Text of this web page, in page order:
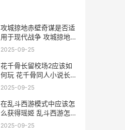
攻城掠地赤壁奇谋是否适
用于现代战争 攻城掠地赤
壁奇谋觉醒需要多少酒
2025-09-25
花千骨长留校场2应该如
何玩 花千骨同人小说长留
晋江
2025-09-25
在乱斗西游模式中应该怎
么获得瑶姬 乱斗西游怎么
玩
2025-09-25